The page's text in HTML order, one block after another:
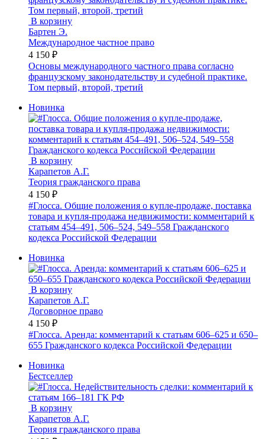
В корзину
Бартен Э.
Международное частное право
4 150 ₽
Основы международного частного права согласно
французскому законодательству и судебной практике.
Том первый, второй, третий
Новинка
В корзину
Карапетов А.Г.
Теория гражданского права
4 150 ₽
#Глосса. Общие положения о купле-продаже, поставка
товара и купля-продажа недвижимости: комментарий к
статьям 454–491, 506–524, 549–558 Гражданского
кодекса Российской Федерации
Новинка
В корзину
Карапетов А.Г.
Договорное право
4 150 ₽
#Глосса. Аренда: комментарий к статьям 606–625 и 650–
655 Гражданского кодекса Российской Федерации
Новинка
Бестселлер
В корзину
Карапетов А.Г.
Теория гражданского права